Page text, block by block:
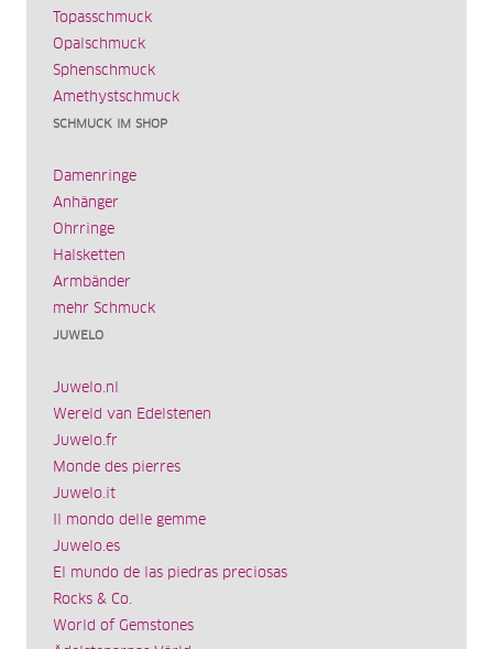
Topasschmuck
Opalschmuck
Sphenschmuck
Amethystschmuck
SCHMUCK IM SHOP
Damenringe
Anhänger
Ohrringe
Halsketten
Armbänder
mehr Schmuck
JUWELO
Juwelo.nl
Wereld van Edelstenen
Juwelo.fr
Monde des pierres
Juwelo.it
Il mondo delle gemme
Juwelo.es
El mundo de las piedras preciosas
Rocks & Co.
World of Gemstones